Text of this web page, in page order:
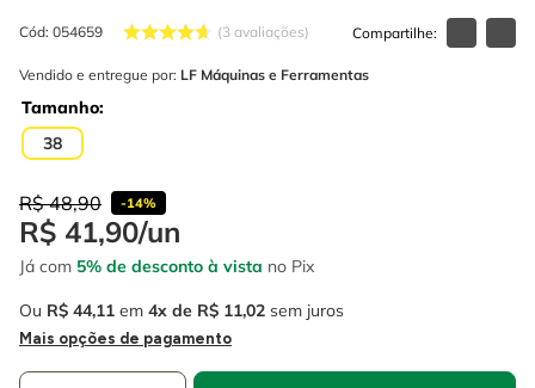
Cód: 054659 3 avaliações
Vendido e entregue por: LF Máquinas e Ferramentas
Tamanho
38
R$ 48,90 -14%
R$ 41,90/un
Já com 5% de desconto à vista no Pix
Ou R$ 44,11 em 4 R$ 11,02 sem juros
Mais opções de pagamento
4º escada
5º serra circular
6º
8 disco corte
9º cabo flexivel
10 º serra copo
º caixa ferramentas
º esmerilhadeira
º fio
º chave impacto
º disco corte